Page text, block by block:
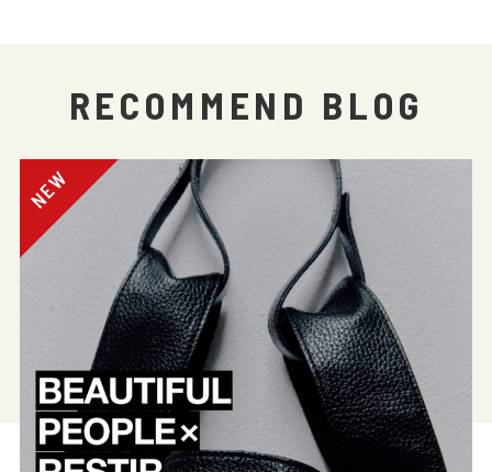
RECOMMEND BLOG